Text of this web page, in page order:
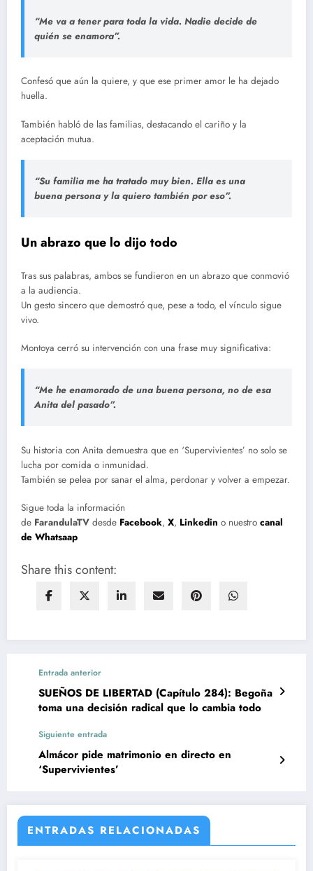
“Me va a tener para toda la vida. Nadie decide de
quién se enamora”.
Confesó que aún la quiere, y que ese primer amor le ha dejado
huella.
También habló de las familias, destacando el cariño y la
aceptación mutua.
“Su familia me ha tratado muy bien. Ella es una
buena persona y la quiero también por eso”.
Un abrazo que lo dijo todo
Tras sus palabras, ambos se fundieron en un abrazo que conmovió
a la audiencia.
Un gesto sincero que demostró que, pese a todo, el vínculo sigue
vivo.
Montoya cerró su intervención con una frase muy significativa:
“Me he enamorado de una buena persona, no de esa
Anita del pasado”.
Su historia con Anita demuestra que en ‘Supervivientes’ no solo se
lucha por comida o inmunidad.
También se pelea por sanar el alma, perdonar y volver a empezar.
Sigue toda la información
de FarandulaTV desde Facebook, X, Linkedin o nuestro canal
de Whatsaap
Share this content:
Entrada anterior
SUEÑOS DE LIBERTAD (Capítulo 284): Begoña
toma una decisión radical que lo cambia todo
Siguiente entrada
Almácor pide matrimonio en directo en
‘Supervivientes’
ENTRADAS RELACIONADAS